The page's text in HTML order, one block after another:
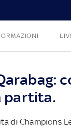
partita.
di Champions